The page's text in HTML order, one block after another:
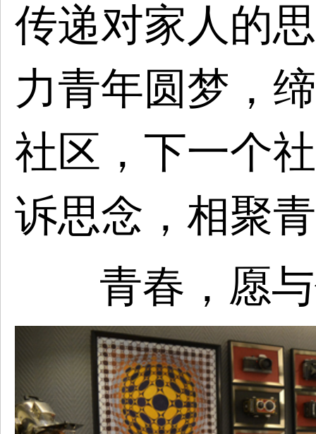
传递对家人的
力青年圆梦，
社区，下一个
诉思念，相聚
青春，愿